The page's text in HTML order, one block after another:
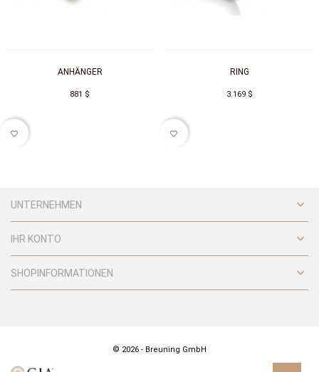
ANHÄNGER
881 $
favorite_border
RING
3.169 $
favorite_border
UNTERNEHMEN 
IHR KONTO 
SHOPINFORMATIONEN 
© 2026 - Breuning GmbH